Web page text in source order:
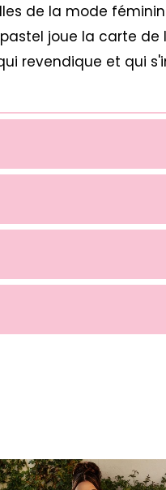
de la mode
joue la carte
revendique et qui